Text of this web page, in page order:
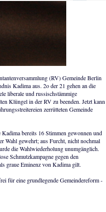
(RV) Gemeinde Berlin
Kadima aus. 2o der 21 gehen an die
liberale und russischstämmige
Klüngel in der RV zu beenden. Jetzt kann
zerrütteten Gemeinde
bereits 16 Stimmen gewonnen und
Wahl gewehrt; aus Furcht, nicht nochmal
die Wahlwiederholung unumgänglich.
Schmutzkampagne gegen den
graue Eminenz von Kadima gilt.
für eine grundlegende Gemeindereform -